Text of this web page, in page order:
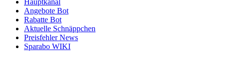
Hauptkanal
Angebote Bot
Rabatte Bot
Aktuelle Schnäppchen
Preisfehler News
Sparabo WIKI